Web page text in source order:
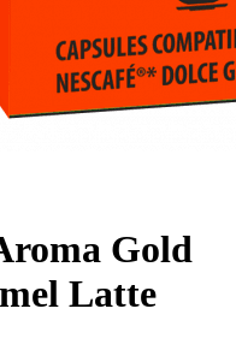
Gold
Latte